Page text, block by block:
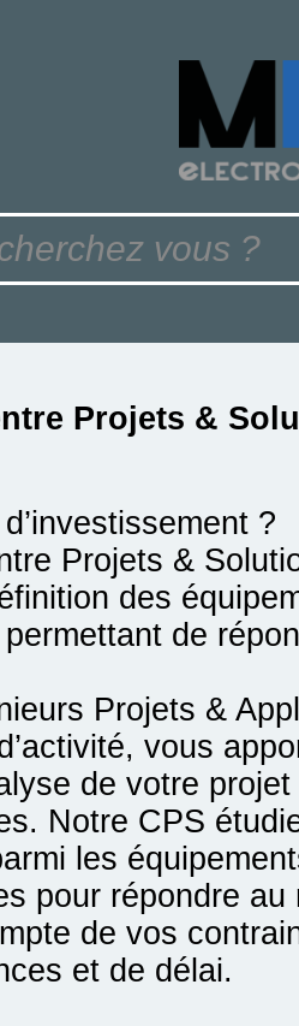
Projets &
?
Projets &
des
de
Projets &
vous
de votre
Notre CPS
les
pour répondre
de vos
et de délai.